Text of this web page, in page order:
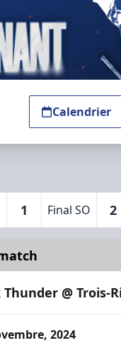
Calendrier
1 Final SO 2
@ Trois-
2024